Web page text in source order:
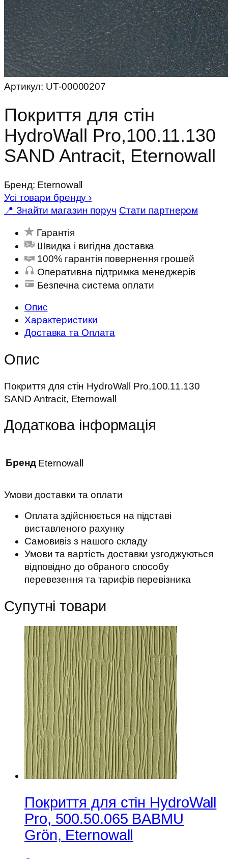
Артикул: UT-00000207
Покриття для стін
HydroWall Pro,100.11.130
SAND Antracit, Eternowall
Бренд: Eternowall
Усі товари бренду ›
📍 Знайти магазин поруч Стати партнером
Гарантія
Швидка і вигідна доставка
100% гарантія повернення грошей
Оперативна підтримка менеджерів
Безпечна система оплати
Опис
Характеристики
Доставка та Оплата
Опис
Покриття для стін HydroWall Pro,100.11.130
SAND Antracit, Eternowall
Додаткова інформація
Бренд Eternowall
Умови доставки та оплати
Оплата здійснюється на підставі
виставленого рахунку
Самовивіз з нашого складу
Умови та вартість доставки узгоджуються
відповідно до обраного способу
перевезення та тарифів перевізника
Супутні товари
Покриття для стін HydroWall
Pro, 500.50.065 BABMU
Grön, Eternowall